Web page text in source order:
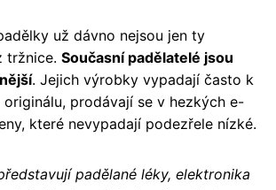
už dávno nejsou jen ty
tržnice. Současní padělatelé jsou
. Jejich výrobky vypadají často k
originálu, prodávají se v hezkých e-
které nevypadají podezřele nízké.
padělané léky, elektronika